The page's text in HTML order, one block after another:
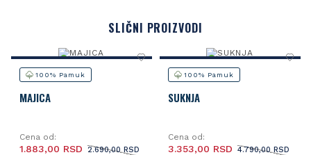
SLIČNI PROIZVODI
100% Pamuk
MAJICA
Cena od:
2.690,00 RSD
1.883,00 RSD
100% Pamuk
SUKNJA
Cena od:
4.790,00 RSD
3.353,00 RSD